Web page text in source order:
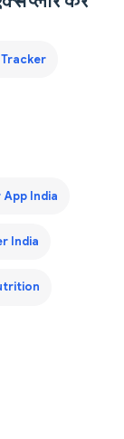
India
India